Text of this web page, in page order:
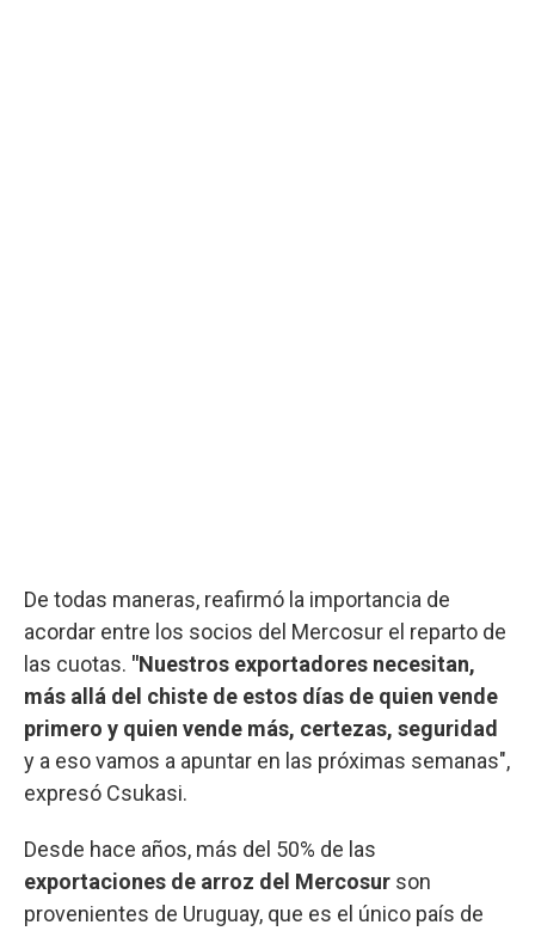
De todas maneras, reafirmó la importancia de
acordar entre los socios del Mercosur el reparto de
las cuotas. "Nuestros exportadores necesitan,
más allá del chiste de estos días de quien vende
primero y quien vende más, certezas, seguridad
y a eso vamos a apuntar en las próximas semanas",
expresó Csukasi.
Desde hace años, más del 50% de las
exportaciones de arroz del Mercosur son
provenientes de Uruguay, que es el único país de